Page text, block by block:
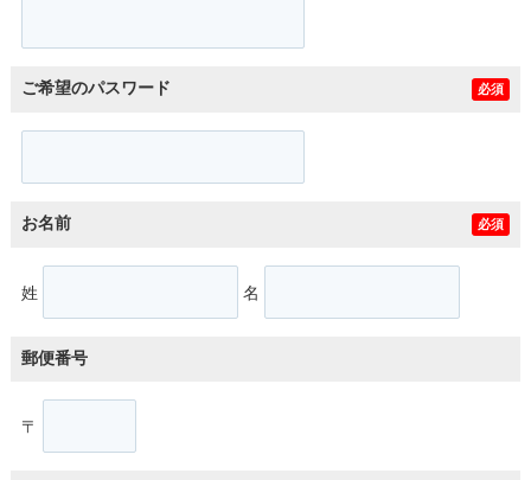
ご希望のパスワード 必須
お名前 必須
姓 名
郵便番号
〒